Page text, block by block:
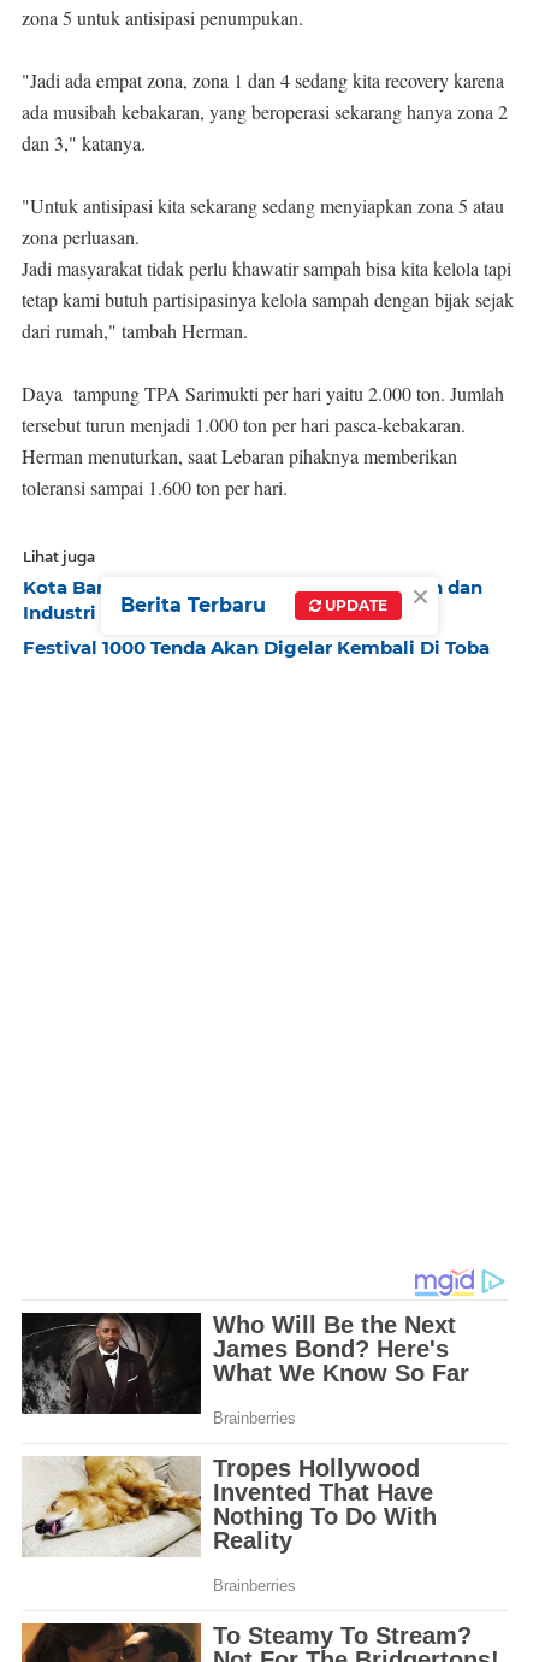
zona 5 untuk antisipasi penumpukan.
"Jadi ada empat zona, zona 1 dan 4 sedang kita recovery karena
ada musibah kebakaran, yang beroperasi sekarang hanya zona 2
dan 3," katanya.
"Untuk antisipasi kita sekarang sedang menyiapkan zona 5 atau
zona perluasan.
Jadi masyarakat tidak perlu khawatir sampah bisa kita kelola tapi
tetap kami butuh partisipasinya kelola sampah dengan bijak sejak
dari rumah," tambah Herman.
Daya tampung TPA Sarimukti per hari yaitu 2.000 ton. Jumlah
tersebut turun menjadi 1.000 ton per hari pasca-kebakaran.
Herman menuturkan, saat Lebaran pihaknya memberikan
toleransi sampai 1.600 ton per hari.
Lihat juga
Kota Bandung Jajaki Kolaborasi Kebudayaan dan
Industri Kreatif dengan Prancis
Festival 1000 Tenda Akan Digelar Kembali Di Toba
×
Berita Terbaru UPDATE